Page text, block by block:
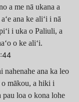
a me nā ukana a
ana ke aliʻi i nā
i uka o Paliuli, a
o ke aliʻi.
nahenahe ana ka leo
o mākou, a hiki i
pau loa o kona lohe